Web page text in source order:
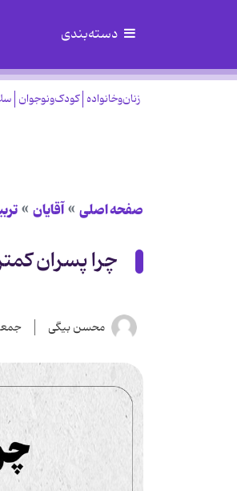
دسته‌بندی
زنان‌وخانواده کودک‌ونوجوان
صفحه اصلی آقایان
چرا پسران
محسن بیگی جمعه ۲۹ فروردین